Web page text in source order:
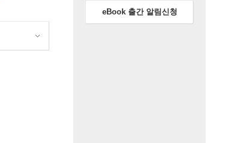
eBook 출간 알림신청